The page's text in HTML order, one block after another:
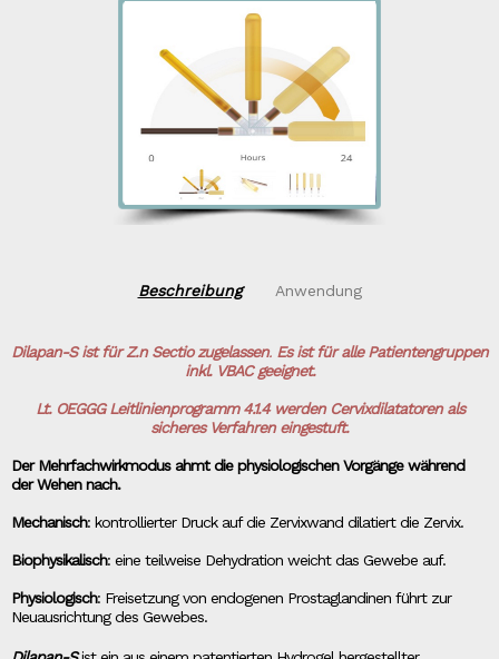
Beschreibung Anwendung
Dilapan-S ist für Z.n Sectio zugelassen. Es ist für alle Patientengruppen
inkl. VBAC geeignet.
Lt. OEGGG Leitlinienprogramm 4.1.4 werden Cervixdilatatoren als
sicheres Verfahren eingestuft.
Der Mehrfachwirkmodus ahmt die physiologischen Vorgänge während
der Wehen nach.
Mechanisch: kontrollierter Druck auf die Zervixwand dilatiert die Zervix.
Biophysikalisch: eine teilweise Dehydration weicht das Gewebe auf.
Physiologisch: Freisetzung von endogenen Prostaglandinen führt zur
Neuausrichtung des Gewebes.